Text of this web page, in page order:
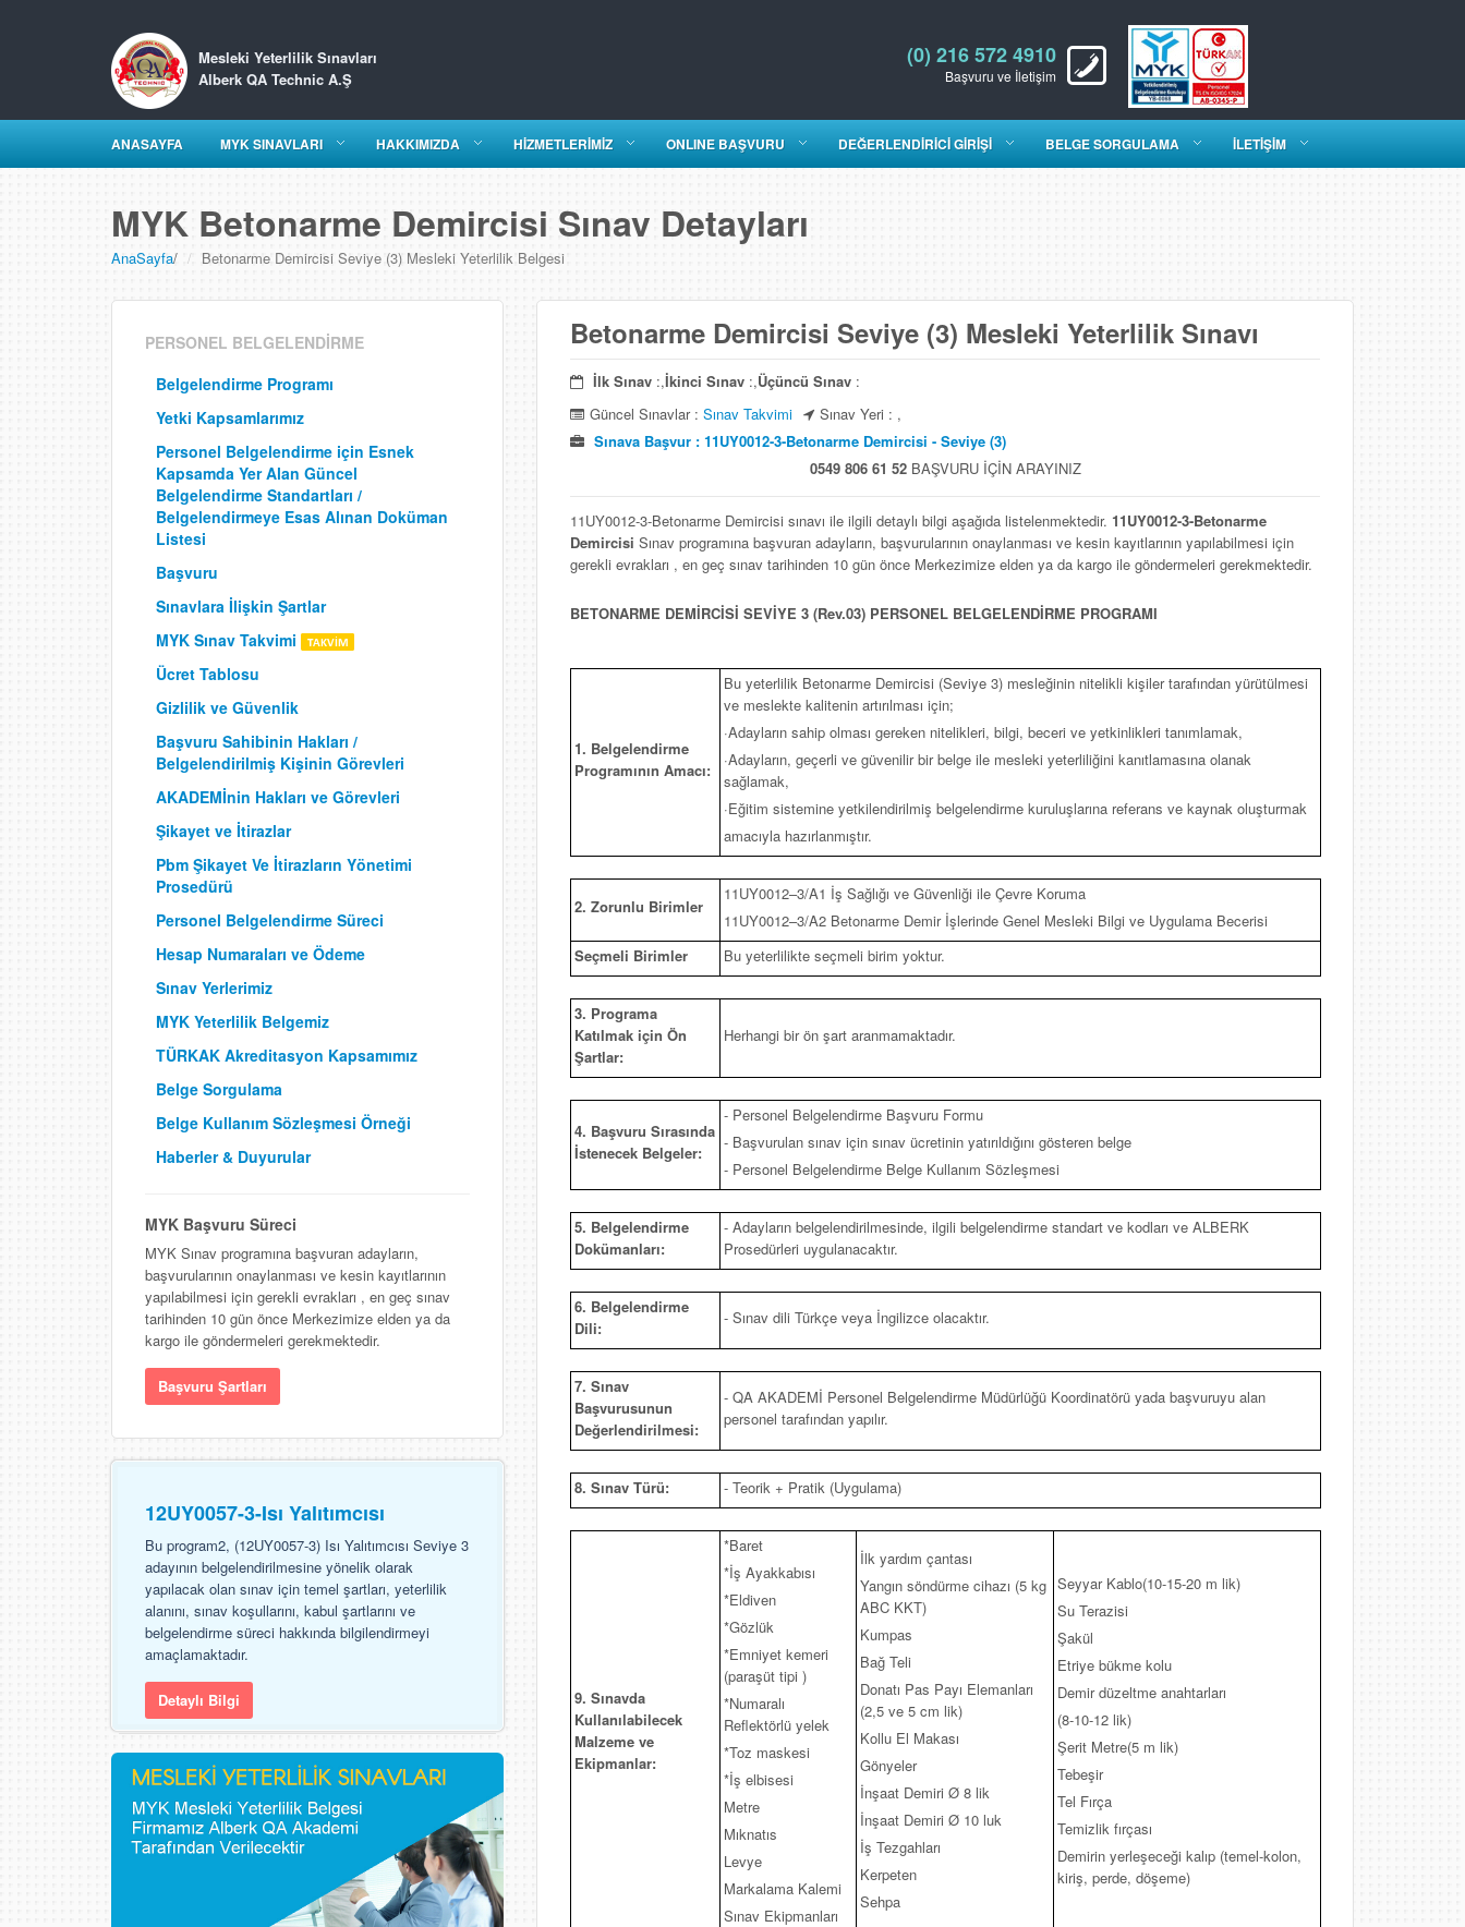
Mesleki Yeterlilik Sınavları
Alberk QA Technic A.Ş
(0) 216 572 4910
Başvuru ve İletişim
ANASAYFA MYK SINAVLARI HAKKIMIZDA HİZMETLERİMİZ ONLINE BAŞVURU DEĞERLENDİRİCİ GİRİŞİ BELGE SORGULAMA İLETİŞİM
MYK Betonarme Demircisi Sınav Detayları
AnaSayfa/ Betonarme Demircisi Seviye (3) Mesleki Yeterlilik Belgesi
PERSONEL BELGELENDİRME
Belgelendirme Programı
Yetki Kapsamlarımız
Personel Belgelendirme için Esnek
Kapsamda Yer Alan Güncel
Belgelendirme Standartları /
Belgelendirmeye Esas Alınan Doküman
Listesi
Başvuru
Sınavlara İlişkin Şartlar
MYK Sınav Takvimi
Ücret Tablosu
Gizlilik ve Güvenlik
Başvuru Sahibinin Hakları /
Belgelendirilmiş Kişinin Görevleri
AKADEMİnin Hakları ve Görevleri
Şikayet ve İtirazlar
Pbm Şikayet Ve İtirazların Yönetimi
Prosedürü
Personel Belgelendirme Süreci
Hesap Numaraları ve Ödeme
Sınav Yerlerimiz
MYK Yeterlilik Belgemiz
TÜRKAK Akreditasyon Kapsamımız
Belge Sorgulama
Belge Kullanım Sözleşmesi Örneği
Haberler & Duyurular
MYK Başvuru Süreci
MYK Sınav programına başvuran adayların,
başvurularının onaylanması ve kesin kayıtlarının
yapılabilmesi için gerekli evrakları , en geç sınav
tarihinden 10 gün önce Merkezimize elden ya da
kargo ile göndermeleri gerekmektedir.
Başvuru Şartları
12UY0057-3-Isı Yalıtımcısı
Bu program2, (12UY0057-3) Isı Yalıtımcısı Seviye 3
adayının belgelendirilmesine yönelik olarak
yapılacak olan sınav için temel şartları, yeterlilik
alanını, sınav koşullarını, kabul şartlarını ve
belgelendirme süreci hakkında bilgilendirmeyi
amaçlamaktadır.
Detaylı Bilgi
Betonarme Demircisi Seviye (3) Mesleki Yeterlilik Sınavı
İlk Sınav :,İkinci Sınav :,Üçüncü Sınav :
Güncel Sınavlar :Sınav Takvimi
Sınav Yeri : ,
Sınava Başvur : 11UY0012-3-Betonarme Demircisi - Seviye (3)
0549 806 61 52BAŞVURU İÇİN ARAYINIZ
11UY0012-3-Betonarme Demircisi sınavı ile ilgili detaylı bilgi aşağıda listelenmektedir. 11UY0012-3-Betonarme
Demircisi Sınav programına başvuran adayların, başvurularının onaylanması ve kesin kayıtlarının yapılabilmesi için
gerekli evrakları , en geç sınav tarihinden 10 gün önce Merkezimize elden ya da kargo ile göndermeleri gerekmektedir.
BETONARME DEMİRCİSİ SEVİYE 3 (Rev.03) PERSONEL BELGELENDİRME PROGRAMI
1. Belgelendirme
Programının Amacı:
Bu yeterlilik Betonarme Demircisi (Seviye 3) mesleğinin nitelikli kişiler tarafından yürütülmesi
ve meslekte kalitenin artırılması için;
·Adayların sahip olması gereken nitelikleri, bilgi, beceri ve yetkinlikleri tanımlamak,
·Adayların, geçerli ve güvenilir bir belge ile mesleki yeterliliğini kanıtlamasına olanak
sağlamak,
·Eğitim sistemine yetkilendirilmiş belgelendirme kuruluşlarına referans ve kaynak oluşturmak
amacıyla hazırlanmıştır.
2. Zorunlu Birimler
11UY0012–3/A1 İş Sağlığı ve Güvenliği ile Çevre Koruma
11UY0012–3/A2 Betonarme Demir İşlerinde Genel Mesleki Bilgi ve Uygulama Becerisi
Seçmeli Birimler
Bu yeterlilikte seçmeli birim yoktur.
3. Programa
Katılmak için Ön
Şartlar:
Herhangi bir ön şart aranmamaktadır.
4. Başvuru Sırasında
İstenecek Belgeler:
- Personel Belgelendirme Başvuru Formu
- Başvurulan sınav için sınav ücretinin yatırıldığını gösteren belge
- Personel Belgelendirme Belge Kullanım Sözleşmesi
5. Belgelendirme
Dokümanları:
- Adayların belgelendirilmesinde, ilgili belgelendirme standart ve kodları ve ALBERK
Prosedürleri uygulanacaktır.
6. Belgelendirme
Dili:
- Sınav dili Türkçe veya İngilizce olacaktır.
7. Sınav
Başvurusunun
Değerlendirilmesi:
- QA AKADEMİ Personel Belgelendirme Müdürlüğü Koordinatörü yada başvuruyu alan
personel tarafından yapılır.
8. Sınav Türü: - Teorik + Pratik (Uygulama)
9. Sınavda
Kullanılabilecek
Malzeme ve
Ekipmanlar:
*Baret
*İş Ayakkabısı
*Eldiven
*Gözlük
*Emniyet kemeri
(paraşüt tipi )
*Numaralı
Reflektörlü yelek
*Toz maskesi
*İş elbisesi
Metre
Mıknatıs
Levye
Markalama Kalemi
Sınav Ekipmanları
İlk yardım çantası
Yangın söndürme cihazı (5 kg
ABC KKT)
Kumpas
Bağ Teli
Donatı Pas Payı Elemanları
(2,5 ve 5 cm lik)
Kollu El Makası
Gönyeler
İnşaat Demiri Ø 8 lik
İnşaat Demiri Ø 10 luk
İş Tezgahları
Kerpeten
Sehpa
Seyyar Kablo(10-15-20 m lik)
Su Terazisi
Şakül
Etriye bükme kolu
Demir düzeltme anahtarları
(8-10-12 lik)
Şerit Metre(5 m lik)
Tebeşir
Tel Fırça
Temizlik fırçası
Demirin yerleşeceği kalıp (temel-kolon,
kiriş, perde, döşeme)